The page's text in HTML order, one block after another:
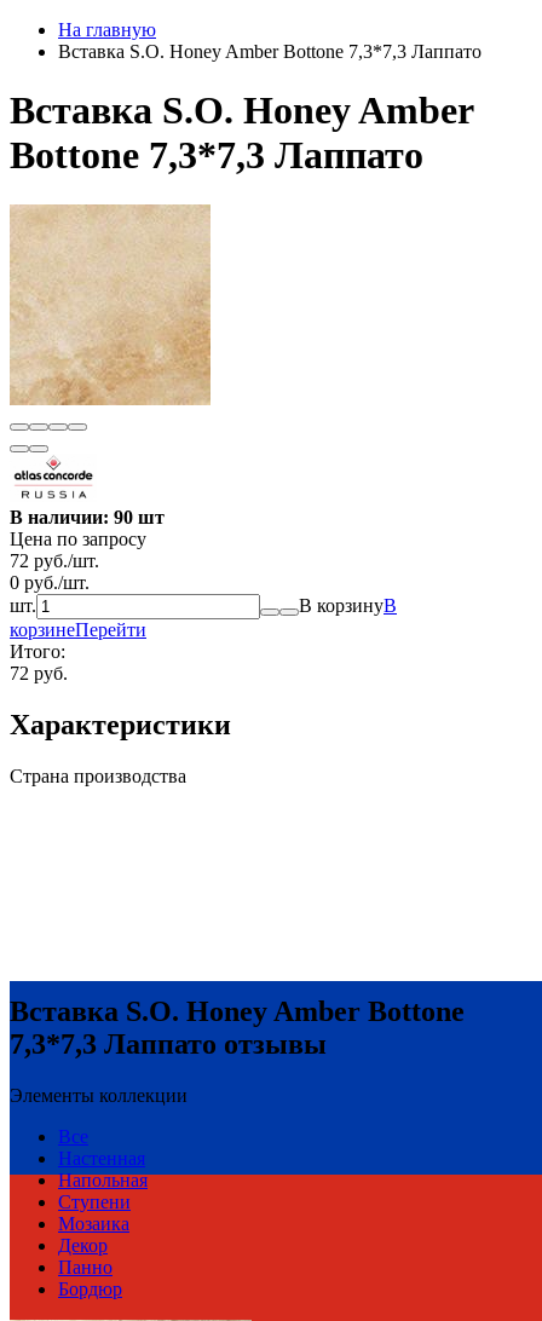
На главную
Вставка S.O. Honey Amber Bottone 7,3*7,3 Лаппато
Вставка S.O. Honey Amber
Bottone 7,3*7,3 Лаппато
В наличии: 90 шт
Цена по запросу
72 руб./шт.
0 руб./шт.
шт.
В корзинуВ
корзинеПерейти
Итого:
72 руб.
Характеристики
Страна производства
Вставка S.O. Honey Amber Bottone
7,3*7,3 Лаппато отзывы
Элементы коллекции
Все
Настенная
Напольная
Ступени
Мозаика
Декор
Панно
Бордюр